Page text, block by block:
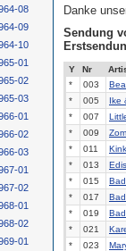
Danke
Sendung
Y Nr
*
003
*
005 Ike
*
007
*
009
*
011
*
013
*
015
*
017
*
019
*
021
*
023
08
09
10
01
02
03
01
02
03
01
02
01
02
01